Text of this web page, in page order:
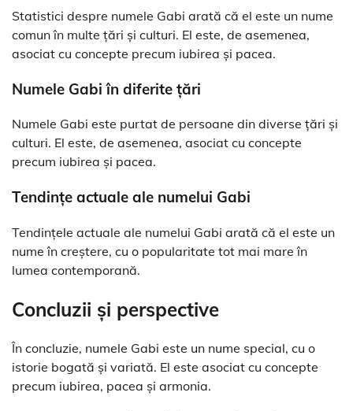
Statistici despre numele Gabi arată că el este un nume
comun în multe țări și culturi. El este, de asemenea,
asociat cu concepte precum iubirea și pacea.
Numele Gabi în diferite țări
Numele Gabi este purtat de persoane din diverse țări și
culturi. El este, de asemenea, asociat cu concepte
precum iubirea și pacea.
Tendințe actuale ale numelui Gabi
Tendințele actuale ale numelui Gabi arată că el este un
nume în creștere, cu o popularitate tot mai mare în
lumea contemporană.
Concluzii și perspective
În concluzie, numele Gabi este un nume special, cu o
istorie bogată și variată. El este asociat cu concepte
precum iubirea, pacea și armonia.